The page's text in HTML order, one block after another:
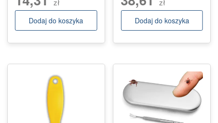
zł
Dodaj do koszyka
zł
Dodaj do koszyka